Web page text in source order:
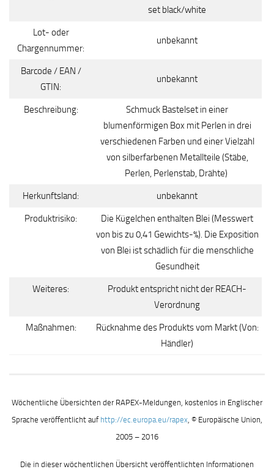
set black/white
Lot- oder
Chargennummer:
unbekannt
Barcode / EAN /
GTIN:
unbekannt
Beschreibung:
Schmuck Bastelset in einer
blumenförmigen Box mit Perlen in drei
verschiedenen Farben und einer Vielzahl
von silberfarbenen Metallteile (Stäbe,
Perlen, Perlenstab, Drähte)
Herkunftsland: unbekannt
Produktrisiko:
Die Kügelchen enthalten Blei (Messwert
von bis zu 0,41 Gewichts-%). Die Exposition
von Blei ist schädlich für die menschliche
Gesundheit
Weiteres:
Produkt entspricht nicht der REACH-
Verordnung
Maßnahmen:
Rücknahme des Produkts vom Markt (Von:
Händler)
Wöchentliche Übersichten der RAPEX-Meldungen, kostenlos in Englischer
Sprache veröffentlicht auf http://ec.europa.eu/rapex , © Europäische Union,
2005 – 2016
Die in dieser wöchentlichen Übersicht veröffentlichten Informationen